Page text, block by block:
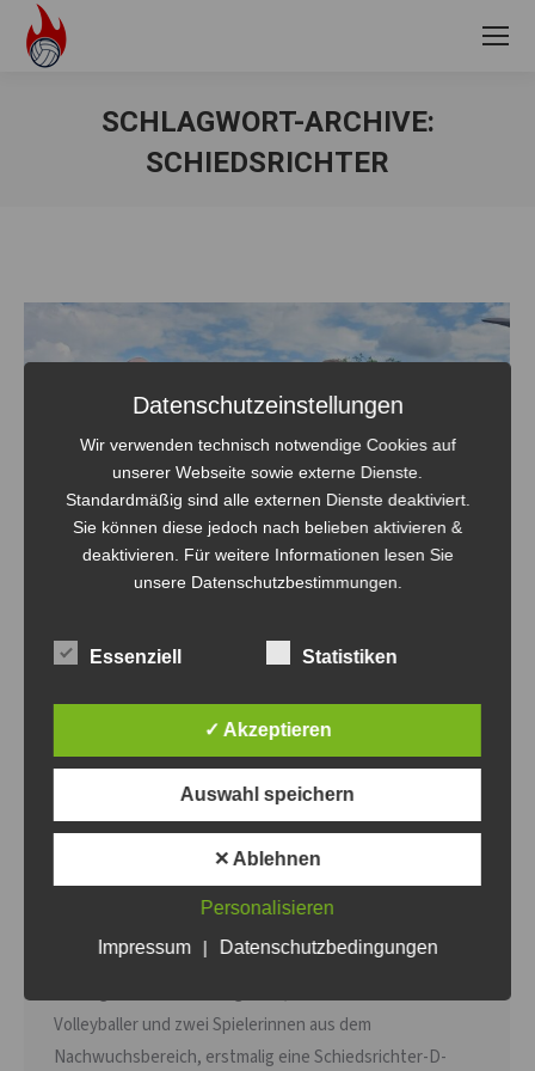
SCHLAGWORT-ARCHIVE:
SCHIEDSRICHTER
Regelkunde und Erwerb der
Schiedsrichter D-Lizenz
Steven Fritsche 12. Juni 2022
Am 11.06.2022 sind ein Dutzend Mitglieder des Volley-
Bombas e. V. angetreten, um sich regeltechnisch für die
neue Spielsaison fit zu machen, vor allem aber auch, um
Hierbei konnte ein Mitglied seine Schiedsrichterlizenz
Volleyballer und zwei Spielerinnen aus dem
Nachwuchsbereich, erstmalig eine Schiedsrichter-D-
Datenschutzeinstellungen
Wir verwenden technisch notwendige Cookies auf
unserer Webseite sowie externe Dienste.
Standardmäßig sind alle externen Dienste deaktiviert.
Sie können diese jedoch nach belieben aktivieren &
deaktivieren. Für weitere Informationen lesen Sie
unsere Datenschutzbestimmungen.
Essenziell Statistiken
✓ Akzeptieren
Auswahl speichern
✕ Ablehnen
Personalisieren
Impressum
| Datenschutzbedingungen